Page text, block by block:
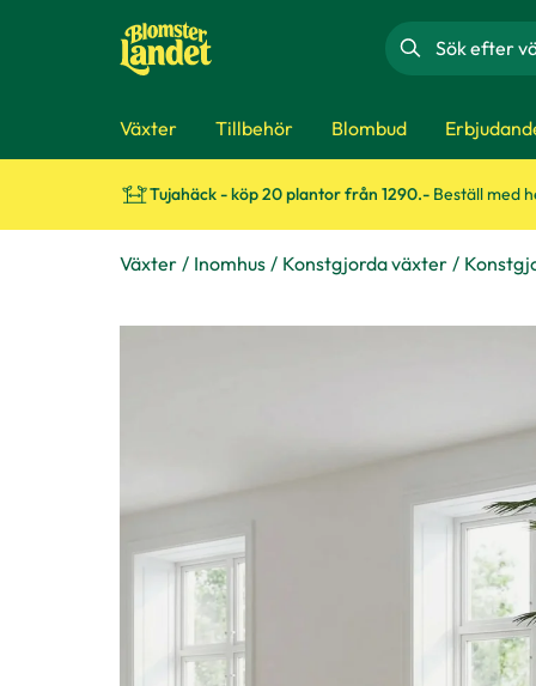
Sök
Växter Tillbehör Blombud
Tujahäck - köp 20 plantor från 1290.- Beställ med
Växter Inomhus Konstgjorda växter